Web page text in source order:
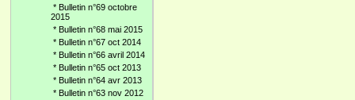
* Bulletin n°69 octobre
2015
* Bulletin n°68 mai 2015
* Bulletin n°67 oct 2014
* Bulletin n°66 avril 2014
* Bulletin n°65 oct 2013
* Bulletin n°64 avr 2013
* Bulletin n°63 nov 2012